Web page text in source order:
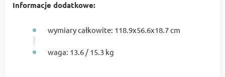
Informacje dodatkowe:
wymiary całkowite: 118.9х56.6х18.7 cm
waga: 13.6 / 15.3 kg